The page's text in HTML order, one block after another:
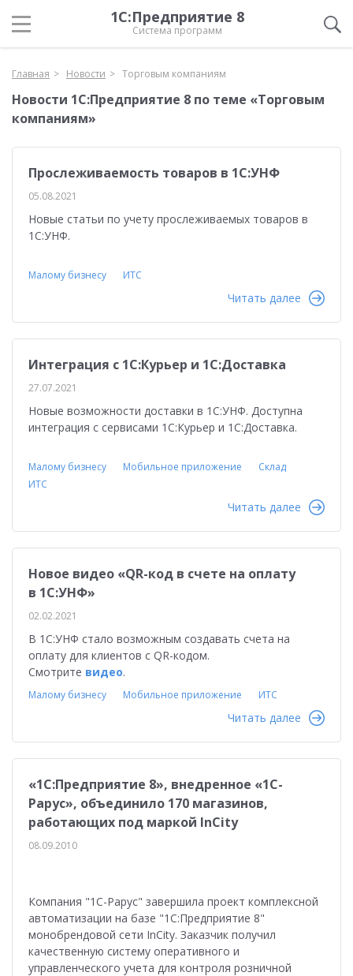
1С:Предприятие 8
Система программ
Главная Новости Торговым компаниям
Новости 1С:Предприятие 8 по теме «Торговым
компаниям»
Прослеживаемость товаров в 1С:УНФ
05.08.2021
Новые статьи по учету прослеживаемых товаров в
1С:УНФ.
Малому бизнесу ИТС
Читать далее
Интеграция с 1С:Курьер и 1С:Доставка
27.07.2021
Новые возможности доставки в 1С:УНФ. Доступна
интеграция с сервисами 1С:Курьер и 1С:Доставка.
Малому бизнесу Мобильное приложение
Склад
ИТС
Читать далее
Новое видео «QR-код в счете на оплату
в 1С:УНФ»
02.02.2021
В 1С:УНФ стало возможным создавать счета на
оплату для клиентов с QR-кодом.
Смотрите видео.
Малому бизнесу Мобильное приложение ИТС
Читать далее
«1С:Предприятие 8», внедренное «1С-
Рарус», объединило 170 магазинов,
работающих под маркой InCity
08.09.2010
Компания "1С-Рарус" завершила проект комплексной
автоматизации на базе "1С:Предприятие 8"
монобрендовой сети InCity. Заказчик получил
качественную систему оперативного и
управленческого учета для контроля розничной